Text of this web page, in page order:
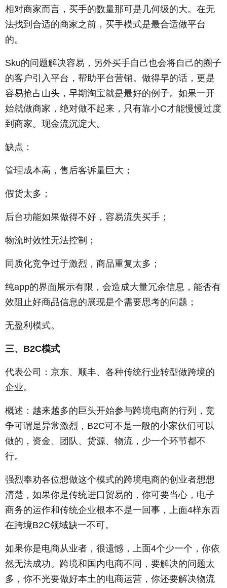
相对商家而言，买手的数量那可是几何级的大。在无
法找到合适的商家之前，买手模式是最合适做平台
的。
Sku的问题解决容易，另外买手自己也会将自己的圈子
的客户引入平台，帮助平台营销。做得早的话，更是
容易抢占山头，早期淘宝就是最好的例子。如果一开
始就做商家，绝对做不起来，只有靠小C才能慢慢过度
到商家。现金流沉淀大。
缺点：
管理成本高，售后客诉量巨大；
假货太多；
后台功能如果做得不好，容易流失买手；
物流时效性无法控制；
同质化竞争过于激烈，商品重复太多；
纯app的界面展示有限，会造成大量冗余信息，能否有
效阻止好商品信息的展现是个需要思考的问题；
无盈利模式。
三、B2C模式
代表公司：京东、顺丰、各种传统行业转型做跨境的
企业。
概述：越来越多的巨头开始参与跨境电商的行列，竞
争可谓是异常激烈，B2C可不是一般的小家伙们可以
做的，资金、团队、货源、物流，少一个环节都不
行。
强烈奉劝各位想做这个模式的跨境电商的创业者想想
清楚，如果你是传统进口贸易的，你可要当心，电子
商务的运作和传统企业根本不是一回事，上面4样东西
在跨境B2C领域缺一不可。
如果你是电商从业者，很遗憾，上面4个少一个，你依
然无法成功。跨境和国内电商不同，要解决的问题太
多，你不光要做好本土的电商运营，你还要解决物流